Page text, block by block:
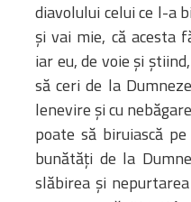
diavolului celui ce l-a
şi vai mie, că acesta
iar eu, de voie şi
să ceri de la
lenevire şi cu
poate să biruiască
bunătăţi de la
slăbirea şi